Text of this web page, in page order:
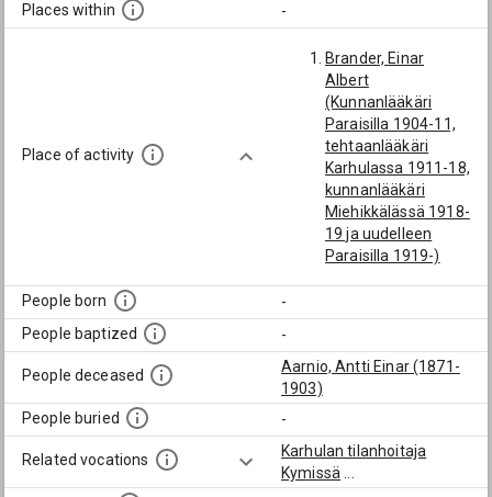
Places within
-
Place of activity
Brander, Einar
Albert
(Kunnanlääkäri
Paraisilla 1904-11,
tehtaanlääkäri
Karhulassa 1911-18,
kunnanlääkäri
Miehikkälässä 1918-
19 ja uudelleen
Paraisilla 1919-)
(Karhulan ruots.
opett. 1919-22)
(Brändö villastads
1914-29, Karhula
oy:n 1915-41.)
People born
-
People baptized
-
People deceased
Aarnio, Antti Einar (1871-
1903)
People buried
-
Related vocations
Karhulan tilanhoitaja
Kymissä